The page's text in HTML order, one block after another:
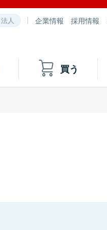
法人 企業情報 採用情報
買う